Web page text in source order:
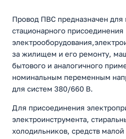
Провод ПВС предназначен для
стационарного присоединения
за жилищем и его ремонту,
бытового и аналогичного
номинальным переменным
для систем 380/660 В.
Для присоединения
электроинструмента,
холодильников, средств